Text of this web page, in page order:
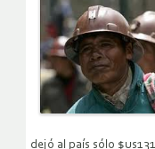
dejó al país sólo